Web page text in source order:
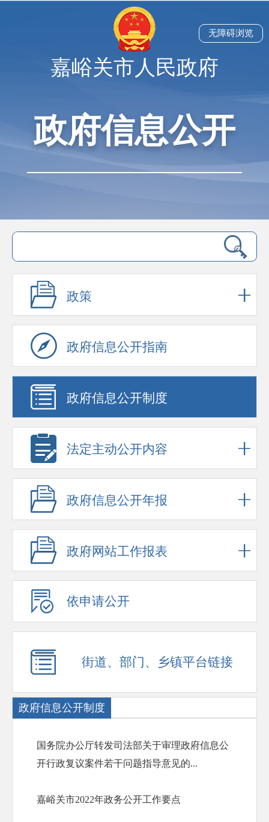
嘉峪关市人民政府
政府信息公开
无障碍浏览
政策
政府信息公开指南
政府信息公开制度
法定主动公开内容
政府信息公开年报
政府网站工作报表
依申请公开
街道、部门、乡镇平台链接
政府信息公开制度
国务院办公厅转发司法部关于审理政府信息公
开行政复议案件若干问题指导意见的...
嘉峪关市2022年政务公开工作要点